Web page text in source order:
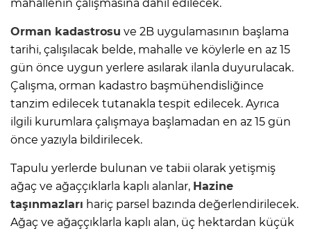
mahallenin çalışmasına dahil edilecek.
Orman kadastrosu ve 2B uygulamasının başlama
tarihi, çalışılacak belde, mahalle ve köylerle en az 15
gün önce uygun yerlere asılarak ilanla duyurulacak.
Çalışma, orman kadastro başmühendisliğince
tanzim edilecek tutanakla tespit edilecek. Ayrıca
ilgili kurumlara çalışmaya başlamadan en az 15 gün
önce yazıyla bildirilecek.
Tapulu yerlerde bulunan ve tabii olarak yetişmiş
ağaç ve ağaççıklarla kaplı alanlar, Hazine
taşınmazları hariç parsel bazında değerlendirilecek.
Ağaç ve ağaççıklarla kaplı alan, üç hektardan küçük